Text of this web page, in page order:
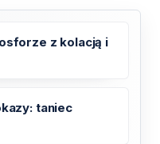
z kolacją i
taniec